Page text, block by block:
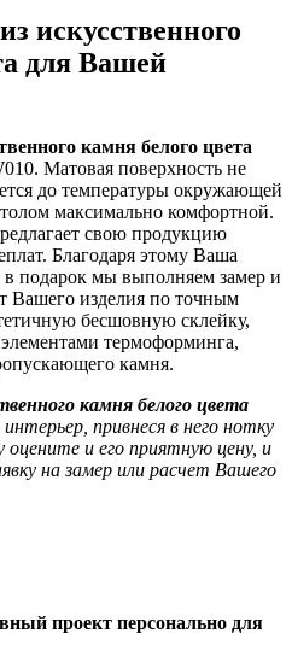
искусственного
для Вашей
камня белого цвета
Матовая поверхность не
до температуры окружающей
максимально комфортной.
свою продукцию
Благодаря этому Ваша
подарок мы выполняем замер и
Вашего изделия по точным
бесшовную склейку,
термоформинга,
камня.
камня белого цвета
привнеся в него нотку
и его приятную цену, и
на замер или расчет Вашего
проект персонально для